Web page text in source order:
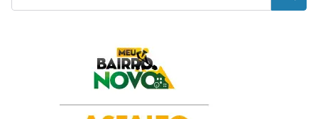
o p r I